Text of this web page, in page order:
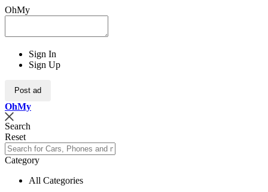
OhMy
Sign In
Sign Up
Post ad
OhMy
Search
Reset
Category
All Categories